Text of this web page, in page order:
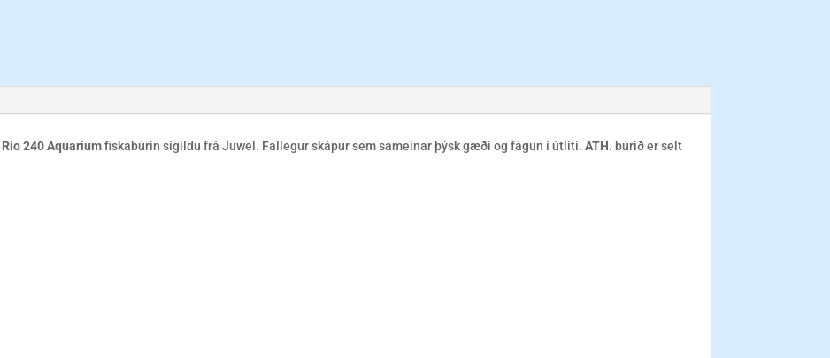
Rio 240 Aquariumfiskabúrin sígildu frá Juwel. Fallegur skápur sem sameinar þýsk gæði og fágun í útliti.ATH. búrið er selt